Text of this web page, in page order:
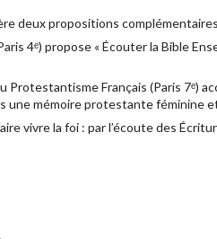
deux propositions
4ᵉ) propose « Écouter la Bible
Français (Paris 7ᵉ)
une mémoire protestante féminine
vivre la foi : par l’écoute des